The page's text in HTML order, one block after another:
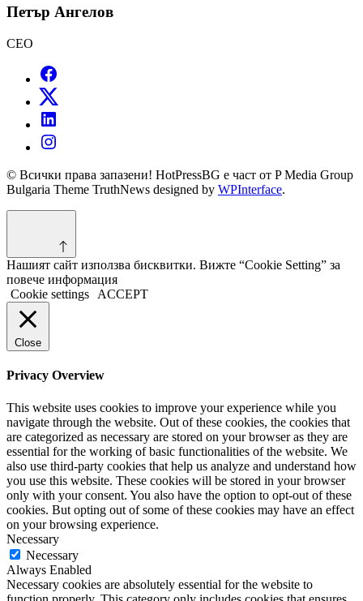
Петър Ангелов
CEO
© Всички права запазени! HotPressBG е част от P Media Group
Bulgaria Theme TruthNews designed by WPInterface.
Нашият сайт използва бисквитки. Вижте “Cookie Setting” за
повече информация
Cookie settings
ACCEPT
Close
Privacy Overview
This website uses cookies to improve your experience while you
navigate through the website. Out of these cookies, the cookies that
are categorized as necessary are stored on your browser as they are
essential for the working of basic functionalities of the website. We
also use third-party cookies that help us analyze and understand how
you use this website. These cookies will be stored in your browser
only with your consent. You also have the option to opt-out of these
cookies. But opting out of some of these cookies may have an effect
on your browsing experience.
Necessary
Necessary
Always Enabled
Necessary cookies are absolutely essential for the website to